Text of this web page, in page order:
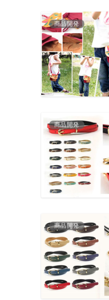
商品開発
商品開発
商品開発